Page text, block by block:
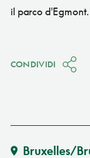
il parco
CONDIVIDI
Bruxelles/